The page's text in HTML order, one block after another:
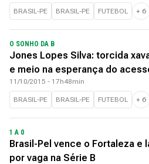
BRASIL-PE BRASIL-PE FUTEBOL + 6
O SONHO DA B
Jones Lopes Silva: torcida
e meio na esperança do
11/10/2015 - 17h48min
BRASIL-PE BRASIL-PE FUTEBOL + 6
1 A 0
Brasil-Pel vence o Fortaleza e
por vaga na Série B